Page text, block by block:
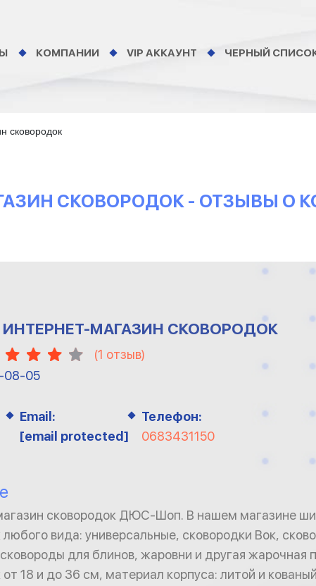
КОМПАНИИ VIP АККАУНТ ЧЕРНЫЙ
сковородок
СКОВОРОДОК - ОТЗЫВЫ О
- ИНТЕРНЕТ-МАГАЗИН СКОВОРОДОК
(1 отзыв)
08-05
Email:
[email protected]
Телефон:
0683431150
сковородок ДЮС-Шоп. В нашем магазине
любого вида: универсальные, сковородки Вок,
для блинов, жаровни и другая жарочная
от 18 и до 36 см, материал корпуса: литой и